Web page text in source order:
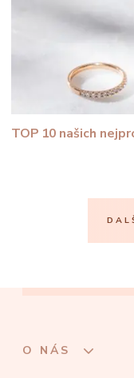
TOP 10 našich
O NÁS